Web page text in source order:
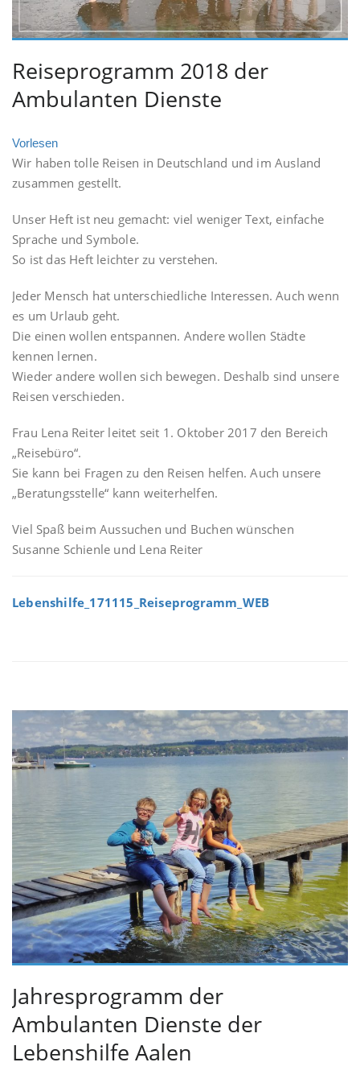
Reiseprogramm 2018 der
Ambulanten Dienste
Vorlesen
Wir haben tolle Reisen in Deutschland und im Ausland
zusammen gestellt.
Unser Heft ist neu gemacht: viel weniger Text, einfache
Sprache und Symbole.
So ist das Heft leichter zu verstehen.
Jeder Mensch hat unterschiedliche Interessen. Auch wenn
es um Urlaub geht.
Die einen wollen entspannen. Andere wollen Städte
kennen lernen.
Wieder andere wollen sich bewegen. Deshalb sind unsere
Reisen verschieden.
Frau Lena Reiter leitet seit 1. Oktober 2017 den Bereich
„Reisebüro“.
Sie kann bei Fragen zu den Reisen helfen. Auch unsere
„Beratungsstelle“ kann weiterhelfen.
Viel Spaß beim Aussuchen und Buchen wünschen
Susanne Schienle und Lena Reiter
Lebenshilfe_171115_Reiseprogramm_WEB
Jahresprogramm der
Ambulanten Dienste der
Lebenshilfe Aalen